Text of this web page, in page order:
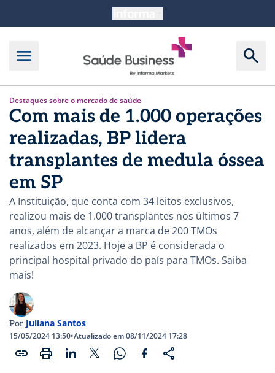
Destaques sobre o mercado de saúde
Com mais de 1.000 operações
realizadas, BP lidera
transplantes de medula óssea
em SP
A Instituição, que conta com 34 leitos exclusivos,
realizou mais de 1.000 transplantes nos últimos 7
anos, além de alcançar a marca de 200 TMOs
realizados em 2023. Hoje a BP é considerada o
principal hospital privado do país para TMOs. Saiba
mais!
Por Juliana Santos
15/05/2024 13:50•Atualizado em 08/11/2024 17:28